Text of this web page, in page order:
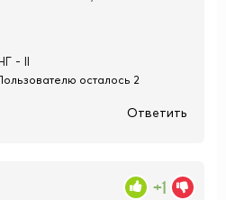
- II
осталось 2
Ответить
+1